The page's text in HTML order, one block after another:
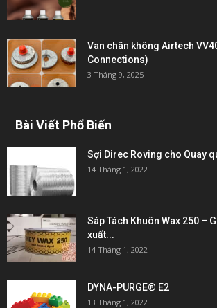
Van chân không Airtech
Connections)
3 Tháng 9, 2025
Bài Viết Phổ Biến
Sợi Direc Roving cho Quay
14 Tháng 1, 2022
Sáp Tách Khuôn Wax 250 –
xuất...
14 Tháng 1, 2022
DYNA-PURGE® E2
13 Tháng 1, 2022